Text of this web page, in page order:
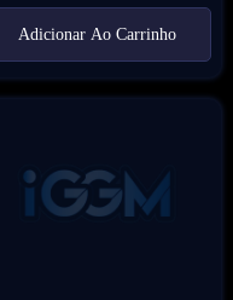
Adicionar Ao Carrinho